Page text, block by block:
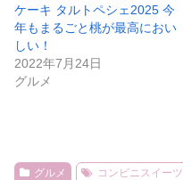
ケーキ タルトペシェ2025 今
年もまるごと桃が最高におい
しい！
2022年7月24日
グルメ
グルメ コンビニスイーツ